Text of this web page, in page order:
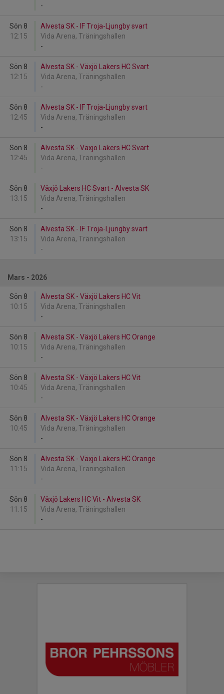
-
Sön 8
12:15
Alvesta SK - IF Troja-Ljungby svart
Vida Arena, Träningshallen
-
Sön 8
12:15
Alvesta SK - Växjö Lakers HC Svart
Vida Arena, Träningshallen
-
Sön 8
12:45
Alvesta SK - IF Troja-Ljungby svart
Vida Arena, Träningshallen
-
Sön 8
12:45
Alvesta SK - Växjö Lakers HC Svart
Vida Arena, Träningshallen
-
Sön 8
13:15
Växjö Lakers HC Svart - Alvesta SK
Vida Arena, Träningshallen
-
Sön 8
13:15
Alvesta SK - IF Troja-Ljungby svart
Vida Arena, Träningshallen
-
Mars - 2026
Sön 8
10:15
Alvesta SK - Växjö Lakers HC Vit
Vida Arena, Träningshallen
-
Sön 8
10:15
Alvesta SK - Växjö Lakers HC Orange
Vida Arena, Träningshallen
-
Sön 8
10:45
Alvesta SK - Växjö Lakers HC Vit
Vida Arena, Träningshallen
-
Sön 8
10:45
Alvesta SK - Växjö Lakers HC Orange
Vida Arena, Träningshallen
-
Sön 8
11:15
Alvesta SK - Växjö Lakers HC Orange
Vida Arena, Träningshallen
-
Sön 8
11:15
Växjö Lakers HC Vit - Alvesta SK
Vida Arena, Träningshallen
-